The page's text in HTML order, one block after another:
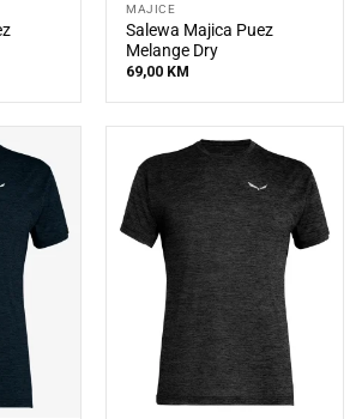
MAJICE
Salewa Majica Puez
Melange Dry
69,00 KM